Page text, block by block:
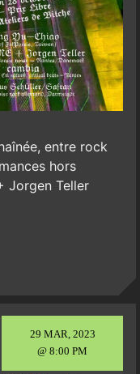
entre rock
hors
Jorgen Teller
29 MAR, 2023
@ 8:00 PM